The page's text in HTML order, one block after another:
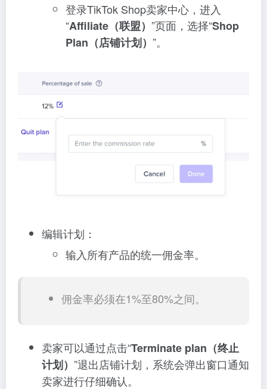
登录TikTok Shop卖家中心，进入
“Affiliate（联盟） ”页面，选择“Shop
Plan（店铺计划） ”。
编辑计划：
输入所有产品的统一佣金率。
佣金率必须在1%至80%之间。
卖家可以通过点击“Terminate plan（终止
计划） ”退出店铺计划，系统会弹出窗口通知
卖家进行仔细确认。